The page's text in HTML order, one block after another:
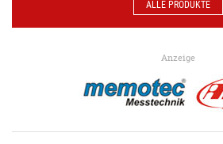
ALLE PRODUKTE
Anzeige